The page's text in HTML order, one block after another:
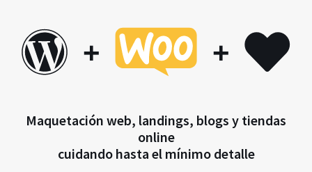
+ +
Maquetación web, landings, blogs y tiendas
online
cuidando hasta el mínimo detalle